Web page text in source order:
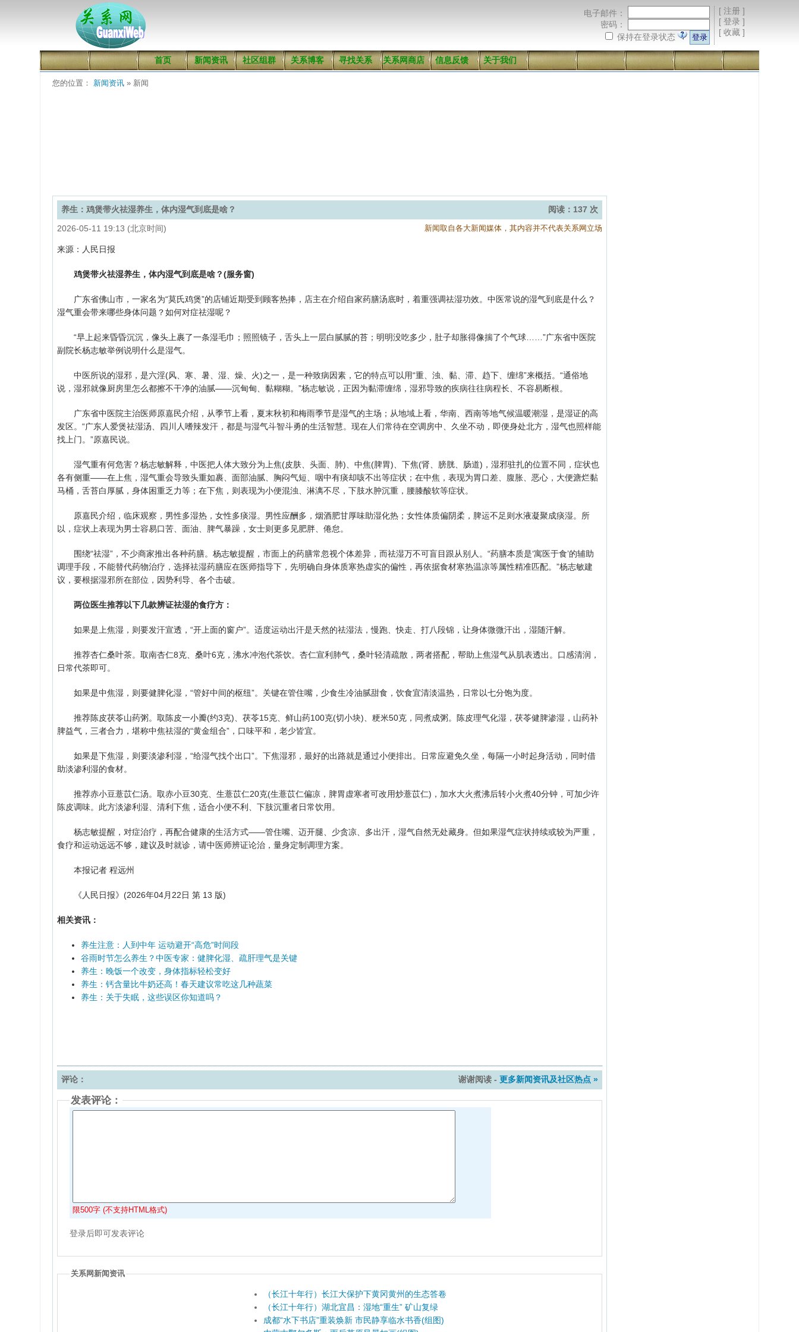
[ 注册]
[ 登录]
[ 收藏]
电子邮件：
密码：
保持在登录状态
首页 新闻资讯 社区组群 关系博客 寻找关系 关系网商店 信息反馈 关于我们
您的位置： 新闻资讯 » 新闻
养生：鸡煲带火祛湿养生，体内湿气到底是啥？
阅读：137 次
2026-05-11 19:13 (北京时间)
新闻取自各大新闻媒体，其内容并不代表关系网立场
来源：人民日报
鸡煲带火祛湿养生，体内湿气到底是啥？(服务窗)
广东省佛山市，一家名为“莫氏鸡煲”的店铺近期受到顾客热捧，店主在介绍自家药膳汤底时，着重强调祛湿功效。中医常说的湿气到底是什么？
湿气重会带来哪些身体问题？如何对症祛湿呢？
“早上起来昏昏沉沉，像头上裹了一条湿毛巾；照照镜子，舌头上一层白腻腻的苔；明明没吃多少，肚子却胀得像揣了个气球……”广东省中医院
副院长杨志敏举例说明什么是湿气。
中医所说的湿邪，是六淫(风、寒、暑、湿、燥、火)之一，是一种致病因素，它的特点可以用“重、浊、黏、滞、趋下、缠绵”来概括。“通俗地
说，湿邪就像厨房里怎么都擦不干净的油腻——沉甸甸、黏糊糊。”杨志敏说，正因为黏滞缠绵，湿邪导致的疾病往往病程长、不容易断根。
广东省中医院主治医师原嘉民介绍，从季节上看，夏末秋初和梅雨季节是湿气的主场；从地域上看，华南、西南等地气候温暖潮湿，是湿证的高
发区。“广东人爱煲祛湿汤、四川人嗜辣发汗，都是与湿气斗智斗勇的生活智慧。现在人们常待在空调房中、久坐不动，即便身处北方，湿气也照样能
找上门。”原嘉民说。
湿气重有何危害？杨志敏解释，中医把人体大致分为上焦(皮肤、头面、肺)、中焦(脾胃)、下焦(肾、膀胱、肠道)，湿邪驻扎的位置不同，症状也
各有侧重——在上焦，湿气重会导致头重如裹、面部油腻、胸闷气短、咽中有痰却咳不出等症状；在中焦，表现为胃口差、腹胀、恶心，大便溏烂黏
马桶，舌苔白厚腻，身体困重乏力等；在下焦，则表现为小便混浊、淋漓不尽，下肢水肿沉重，腰膝酸软等症状。
原嘉民介绍，临床观察，男性多湿热，女性多痰湿。男性应酬多，烟酒肥甘厚味助湿化热；女性体质偏阴柔，脾运不足则水液凝聚成痰湿。所
以，症状上表现为男士容易口苦、面油、脾气暴躁，女士则更多见肥胖、倦怠。
围绕“祛湿”，不少商家推出各种药膳。杨志敏提醒，市面上的药膳常忽视个体差异，而祛湿万不可盲目跟从别人。“药膳本质是‘寓医于食’的辅助
调理手段，不能替代药物治疗，选择祛湿药膳应在医师指导下，先明确自身体质寒热虚实的偏性，再依据食材寒热温凉等属性精准匹配。”杨志敏建
议，要根据湿邪所在部位，因势利导、各个击破。
两位医生推荐以下几款辨证祛湿的食疗方：
如果是上焦湿，则要发汗宣透，“开上面的窗户”。适度运动出汗是天然的祛湿法，慢跑、快走、打八段锦，让身体微微汗出，湿随汗解。
推荐杏仁桑叶茶。取南杏仁8克、桑叶6克，沸水冲泡代茶饮。杏仁宣利肺气，桑叶轻清疏散，两者搭配，帮助上焦湿气从肌表透出。口感清润，
日常代茶即可。
如果是中焦湿，则要健脾化湿，“管好中间的枢纽”。关键在管住嘴，少食生冷油腻甜食，饮食宜清淡温热，日常以七分饱为度。
推荐陈皮茯苓山药粥。取陈皮一小瓣(约3克)、茯苓15克、鲜山药100克(切小块)、粳米50克，同煮成粥。陈皮理气化湿，茯苓健脾渗湿，山药补
脾益气，三者合力，堪称中焦祛湿的“黄金组合”，口味平和，老少皆宜。
如果是下焦湿，则要淡渗利湿，“给湿气找个出口”。下焦湿邪，最好的出路就是通过小便排出。日常应避免久坐，每隔一小时起身活动，同时借
助淡渗利湿的食材。
推荐赤小豆薏苡仁汤。取赤小豆30克、生薏苡仁20克(生薏苡仁偏凉，脾胃虚寒者可改用炒薏苡仁)，加水大火煮沸后转小火煮40分钟，可加少许
陈皮调味。此方淡渗利湿、清利下焦，适合小便不利、下肢沉重者日常饮用。
杨志敏提醒，对症治疗，再配合健康的生活方式——管住嘴、迈开腿、少贪凉、多出汗，湿气自然无处藏身。但如果湿气症状持续或较为严重，
食疗和运动远远不够，建议及时就诊，请中医师辨证论治，量身定制调理方案。
本报记者 程远州
《人民日报》(2026年04月22日 第 13 版)
相关资讯：
养生注意：人到中年 运动避开“高危”时间段
谷雨时节怎么养生？中医专家：健脾化湿、疏肝理气是关键
养生：晚饭一个改变，身体指标轻松变好
养生：钙含量比牛奶还高！春天建议常吃这几种蔬菜
养生：关于失眠，这些误区你知道吗？
评论： 谢谢阅读 -更多新闻资讯及社区热点 »
发表评论：
限500字 (不支持HTML格式)
登录后即可发表评论
关系网新闻资讯
（长江十年行）长江大保护下黄冈黄州的生态答卷
（长江十年行）湖北宜昌：湿地“重生” 矿山复绿
成都“水下书店”重装焕新 市民静享临水书香(组图)